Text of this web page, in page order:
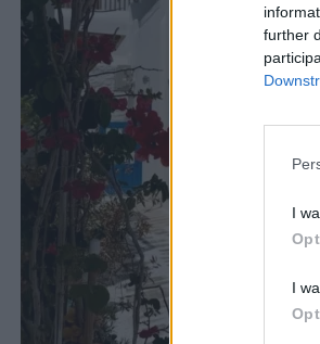
further
I
I